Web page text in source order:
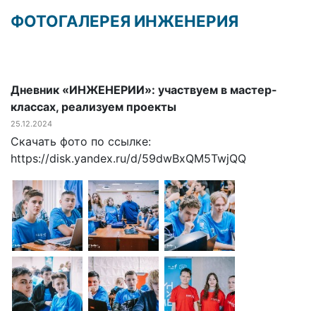
ФОТОГАЛЕРЕЯ ИНЖЕНЕРИЯ
Дневник «ИНЖЕНЕРИИ»: участвуем в мастер-
классах, реализуем проекты
25.12.2024
Скачать фото по ссылке:
https://disk.yandex.ru/d/59dwBxQM5TwjQQ